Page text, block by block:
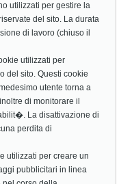
utilizzati per gestire la
del sito. La durata
di lavoro (chiuso il
utilizzati per
del sito. Questi cookie
utente torna a
di monitorare il
La disattivazione di
perdita di
utilizzati per creare un
pubblicitari in linea